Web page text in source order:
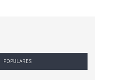
POPULARES